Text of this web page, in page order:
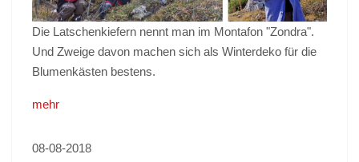
Die Latschenkiefern nennt man im Montafon "Zondra".
Und Zweige davon machen sich als Winterdeko für die
Blumenkästen bestens.
mehr
08-08-2018